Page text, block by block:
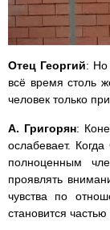
Отец Георгий: Но
всё время столь
человек только
А. Григорян:
ослабевает.
полноценным
проявлять
чувства по
становится